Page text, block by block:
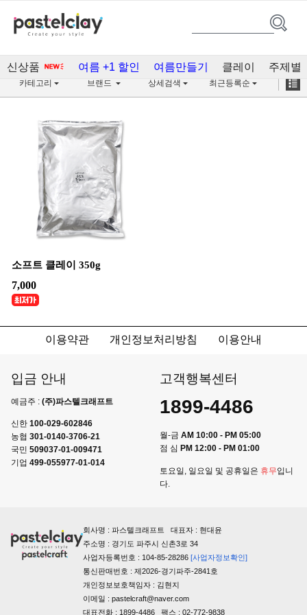
신상품 여름 +1 할인 여름만들기 클레이 주제별
소프트 클레이(1)
카테고리 브랜드 상세검색 최근등록순
소프트 클레이 350g
7,000
이용약관 개인정보처리방침 이용안내
입금 안내
예금주 : (주)파스텔크래프트
신한 100-029-602846
농협 301-0140-3706-21
국민 509037-01-009471
기업 499-055977-01-014
고객행복센터
1899-4486
월-금 AM 10:00 - PM 05:00
점 심 PM 12:00 - PM 01:00
토요일, 일요일 및 공휴일은 휴무입니
다.
회사명 : 파스텔크래프트 대표자 : 현대윤
주소명 : 경기도 파주시 신촌3로 34
사업자등록번호 : 104-85-28286 [사업자정보확인]
통신판매번호 : 제2026-경기파주-2841호
개인정보보호책임자 : 김현지
이메일 : pastelcraft@naver.com
대표전화 : 1899-4486 팩스 : 02-772-9838